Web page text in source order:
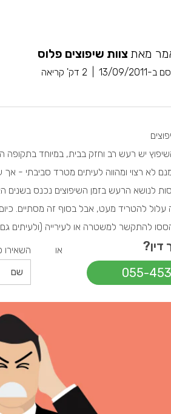
מאת צוות שיפוצים פלוס
13/09/2011 2 דק' קריאה
יש רעש רב וחזק בבית, במיוחד
לא רצוי ומהווה לעיתים מטרד סביבתי - אך
לנושא הרעש בזמן השיפוצים נכנס בשנים
להטריד מעט, אבל בסוף זה מסתיים.
להתקשר למשטרה או לעירייה (ולעיתים
דין?
055-
או השאירו